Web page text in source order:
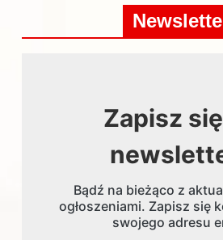
Zapisz
Bądź na bieżąco z
ogłoszeniami. Zapisz się
swojego adresu